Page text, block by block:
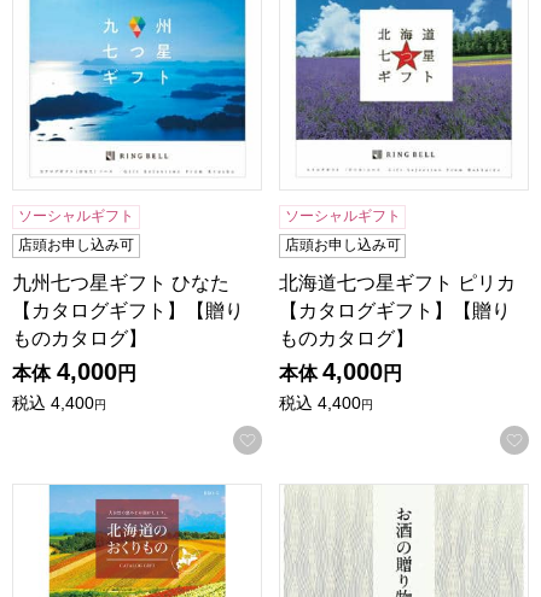
ソーシャルギフト
店頭お申し込み可
九州七つ星ギフト ひなた
【カタログギフト】【贈り
ものカタログ】
本体 4,000円
税込 4,400円
お気に入りに登録する
ソーシャルギフト
店頭お申し込み可
北海道七つ星ギフト ピリカ
【カタログギフト】【贈り
ものカタログ】
本体 4,000円
税込 4,400円
北海道のおくりもの HDO-G【カタログギフト】【贈りもの
お酒の贈り物 吟【カタログ